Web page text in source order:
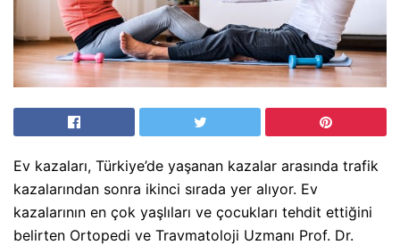
Ev kazaları, Türkiye’de yaşanan kazalar arasında trafik
kazalarından sonra ikinci sırada yer alıyor. Ev
kazalarının en çok yaşlıları ve çocukları tehdit ettiğini
belirten Ortopedi ve Travmatoloji Uzmanı Prof. Dr.